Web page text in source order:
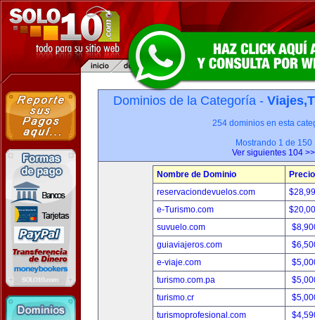
Dominios de la Categoría -
254 dominios en esta
Mostrando 1 de 150
Ver siguientes 104 >>
Nombre de Dominio
Precio
reservaciondevuelos.com
e-Turismo.com
suvuelo.com
guiaviajeros.com
e-viaje.com
turismo.com.pa
turismo.cr
turismoprofesional.com